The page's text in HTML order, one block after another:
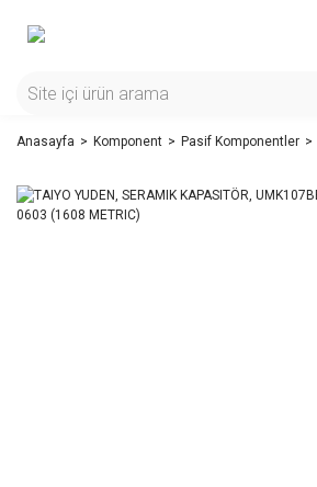
Anasayfa Komponent Pasif Komponentler